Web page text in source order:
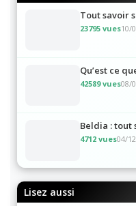
Tout savoir
23795 vues10/
Qu’est ce
42589 vues08/
Beldia : tout
4712 vues04/
Lisez aussi